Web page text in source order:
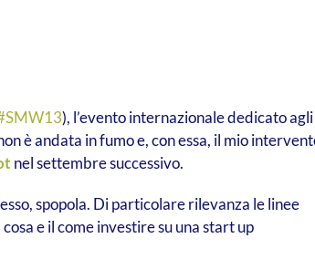
), l’evento internazionale dedicato
è andata in fumo e, con essa, il mio
nel settembre successivo.
spopola. Di particolare rilevanza le linee
e il come investire su una start up